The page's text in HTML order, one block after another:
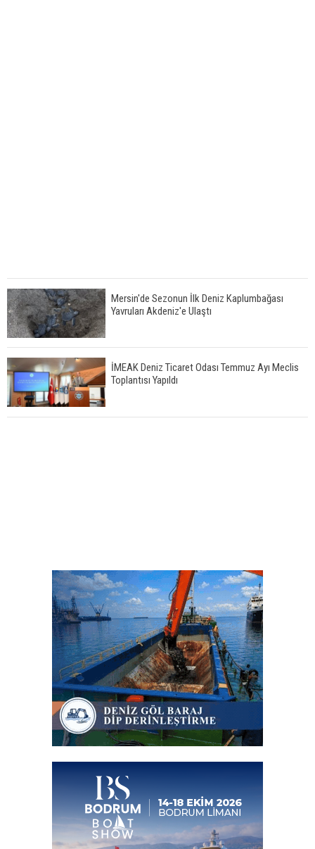
Mersin'de Sezonun İlk Deniz Kaplumbağası
Yavruları Akdeniz'e Ulaştı
İMEAK Deniz Ticaret Odası Temmuz Ayı Meclis
Toplantısı Yapıldı